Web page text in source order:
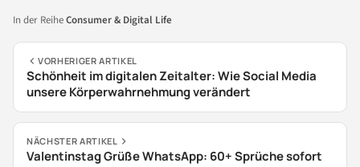
In der ReiheConsumer & Digital Life
VORHERIGER ARTIKEL
Schönheit im digitalen Zeitalter: Wie Social Media
unsere Körperwahrnehmung verändert
NÄCHSTER ARTIKEL
Valentinstag Grüße WhatsApp: 60+ Sprüche sofort